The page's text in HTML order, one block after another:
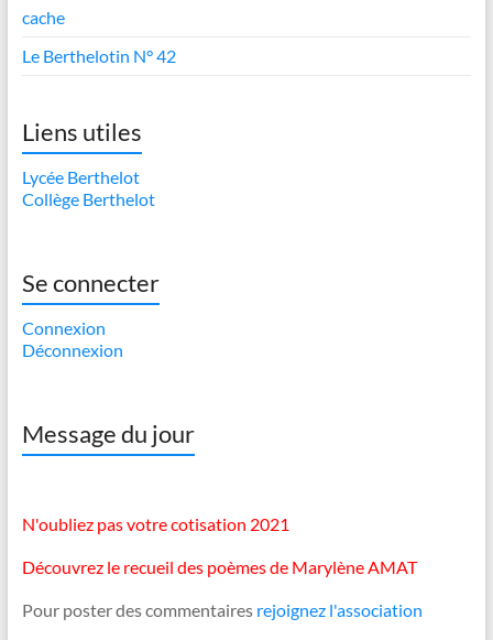
cache
Le Berthelotin N° 42
Liens utiles
Lycée Berthelot
Collège Berthelot
Se connecter
Connexion
Déconnexion
Message du jour
N'oubliez pas votre cotisation 2021
Découvrez le recueil des poèmes de Marylène AMAT
Pour poster des commentaires rejoignez l'association